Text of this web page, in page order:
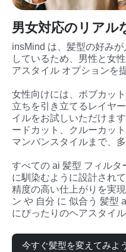
男女対応のリアル
insMind は、髪型の好み
しているため、男性と女
アスタイル オプションを
女性向けには、ボブカッ
立ちを引き立てるレイヤ
イルをお試しいただけま
ードカット、クルーカッ
マンバンスタイルまで、
すべての ai 髪型 フィルタ
に馴染むように設計され
精度の高い仕上がりを実
ン や 自分 に 似合う 髪型
にぴったりのヘアスタイ
今すぐ髪型を変えてみよ